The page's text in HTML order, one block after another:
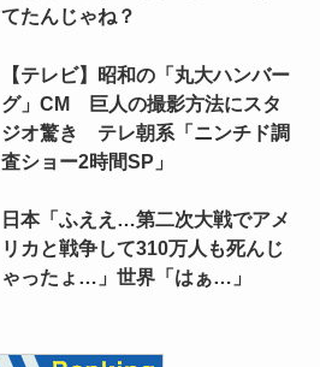
てたんじゃね？
【テレビ】昭和の「丸大ハンバー
グ」CM 巨人の撮影方法にスタ
ジオ驚き テレ朝系「ニンチド調
査ショー2時間SP」
日本「ふええ…第二次大戦でアメ
リカと戦争して310万人も死んじ
ゃったょ…」世界「はぁ…」